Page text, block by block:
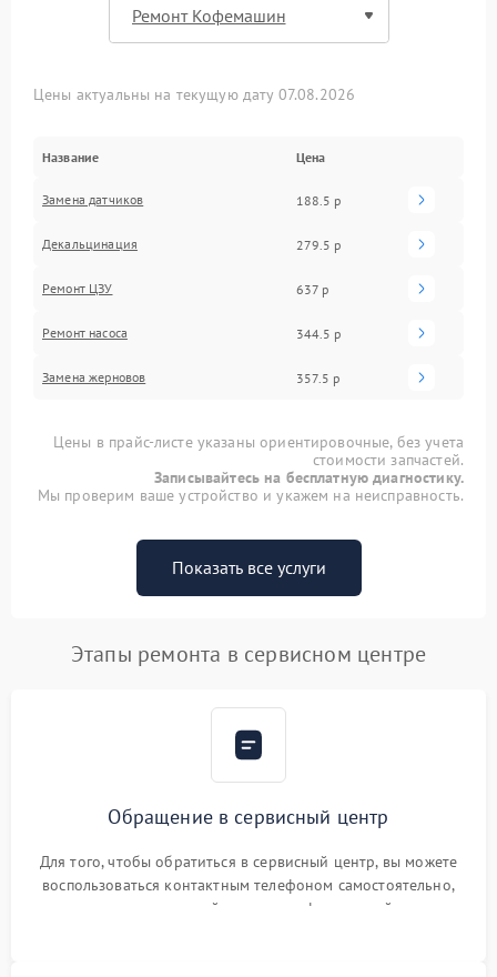
Цены актуальны на текущую дату 07.08.2026
Название Цена
Замена датчиков 188.5 р
Декальцинация 279.5 р
Ремонт ЦЗУ 637 р
Ремонт насоса 344.5 р
Замена жерновов 357.5 р
Цены в прайс-листе указаны ориентировочные, без учета
стоимости запчастей.
Записывайтесь на бесплатную диагностику.
Мы проверим ваше устройство и укажем на неисправность.
Показать все услуги
Этапы ремонта в сервисном центре
Обращение в сервисный центр
Для того, чтобы обратиться в сервисный центр, вы можете
воспользоваться контактным телефоном самостоятельно,
или оставить свой номер телефона на сайте